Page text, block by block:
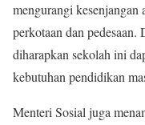
mengurangi kesenjangan
perkotaan dan pedesaan.
diharapkan sekolah ini
kebutuhan pendidikan
Menteri Sosial juga